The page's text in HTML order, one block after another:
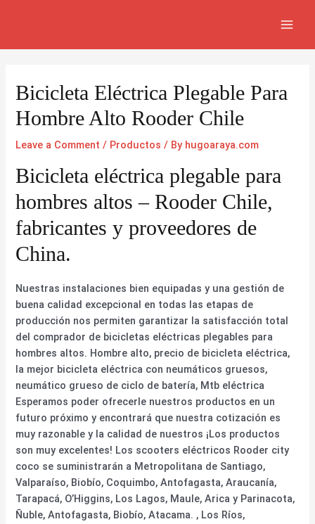
Bicicleta Eléctrica Plegable Para
Hombre Alto Rooder Chile
Leave a Comment / Productos / By hugoaraya.com
Bicicleta eléctrica plegable para
hombres altos – Rooder Chile,
fabricantes y proveedores de
China.
Nuestras instalaciones bien equipadas y una gestión de
buena calidad excepcional en todas las etapas de
producción nos permiten garantizar la satisfacción total
del comprador de bicicletas eléctricas plegables para
hombres altos. Hombre alto, precio de bicicleta eléctrica,
la mejor bicicleta eléctrica con neumáticos gruesos,
neumático grueso de ciclo de batería, Mtb eléctrica
Esperamos poder ofrecerle nuestros productos en un
futuro próximo y encontrará que nuestra cotización es
muy razonable y la calidad de nuestros ¡Los productos
son muy excelentes! Los scooters eléctricos Rooder city
coco se suministrarán a Metropolitana de Santiago,
Valparaíso, Biobío, Coquimbo, Antofagasta, Araucanía,
Tarapacá, O’Higgins, Los Lagos, Maule, Arica y Parinacota,
Ñuble, Antofagasta, Biobío, Atacama. , Los Ríos,